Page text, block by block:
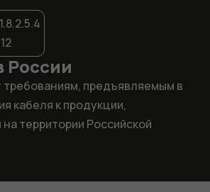
России
предъявляемым в
кабеля к продукции,
территории Российской